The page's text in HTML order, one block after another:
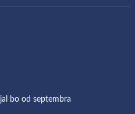
bo od septembra